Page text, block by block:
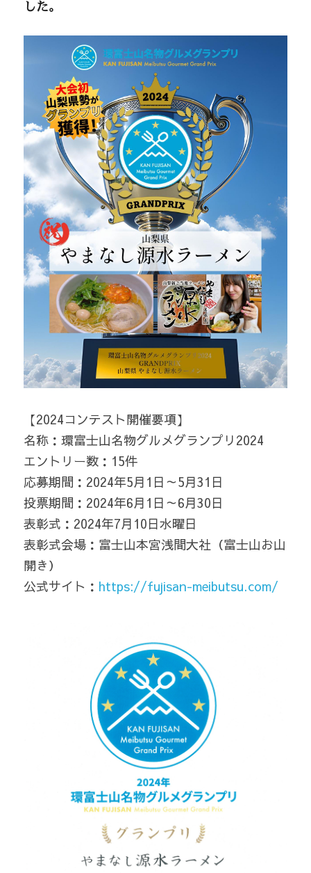
した。
【2024コンテスト開催要項】
名称：環富士山名物グルメグランプリ2024
エントリー数：15件
応募期間：2024年5月1日～5月31日
投票期間：2024年6月1日～6月30日
表彰式：2024年7月10日水曜日
表彰式会場：富士山本宮浅間大社（富士山お山
開き）
公式サイト： https://fujisan-meibutsu.com/